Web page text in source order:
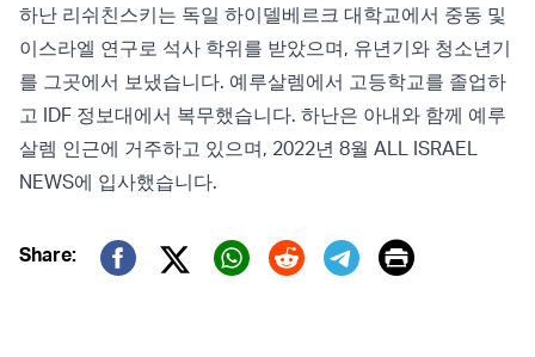
하난 리쉬친스키는 독일 하이델베르크 대학교에서 중동 및
이스라엘 연구로 석사 학위를 받았으며, 유년기와 청소년기
를 그곳에서 보냈습니다. 예루살렘에서 고등학교를 졸업하
고 IDF 정보대에서 복무했습니다. 하난은 아내와 함께 예루
살렘 인근에 거주하고 있으며, 2022년 8월 ALL ISRAEL
NEWS에 입사했습니다.
Share:
Twitter (X)
Print